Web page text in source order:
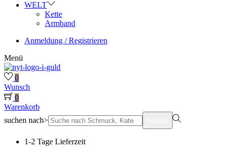
WELT
Kette
Armband
Anmeldung / Registrieren
Menü
0
Wunsch
0
Warenkorb
suchen nach>
1-2 Tage Lieferzeit